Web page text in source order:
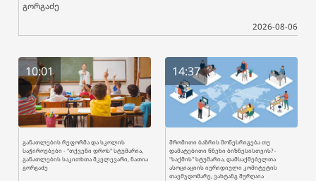
გორგაძე
2026-08-06
10:01
განათლების რეფორმა და სკოლის
საჭიროებები - "თქვენი დროს" სტუმარია,
განათლების საკითხთა მკვლევარი, ნათია
გორგაძე
14:37
შრომითი ბაზრის მოწესრიგება თუ
დამატებითი წნეხი ბიზნესისთვის? -
"საქმის" სტუმარია, დამსაქმებელთა
ასოციაციის იურიდიული კომიტეტის
თავმჯდომარე, ვახტანგ შურღაია